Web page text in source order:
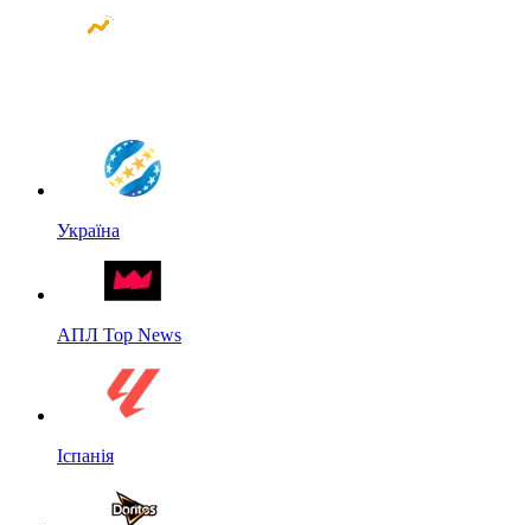
Україна
АПЛ Top News
Іспанія